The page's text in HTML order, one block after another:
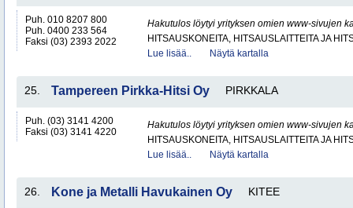
Puh. 010 8207 800
Puh. 0400 233 564
Faksi (03) 2393 2022
Hakutulos löytyi yrityksen omien www-sivujen
HITSAUSKONEITA, HITSAUSLAITTEITA JA
Lue lisää..
Näytä kartalla
25. Tampereen Pirkka-Hitsi Oy PIRKKALA
Puh. (03) 3141 4200
Faksi (03) 3141 4220
Hakutulos löytyi yrityksen omien www-sivujen
HITSAUSKONEITA, HITSAUSLAITTEITA JA
Lue lisää..
Näytä kartalla
26. Kone ja Metalli Havukainen Oy KITEE